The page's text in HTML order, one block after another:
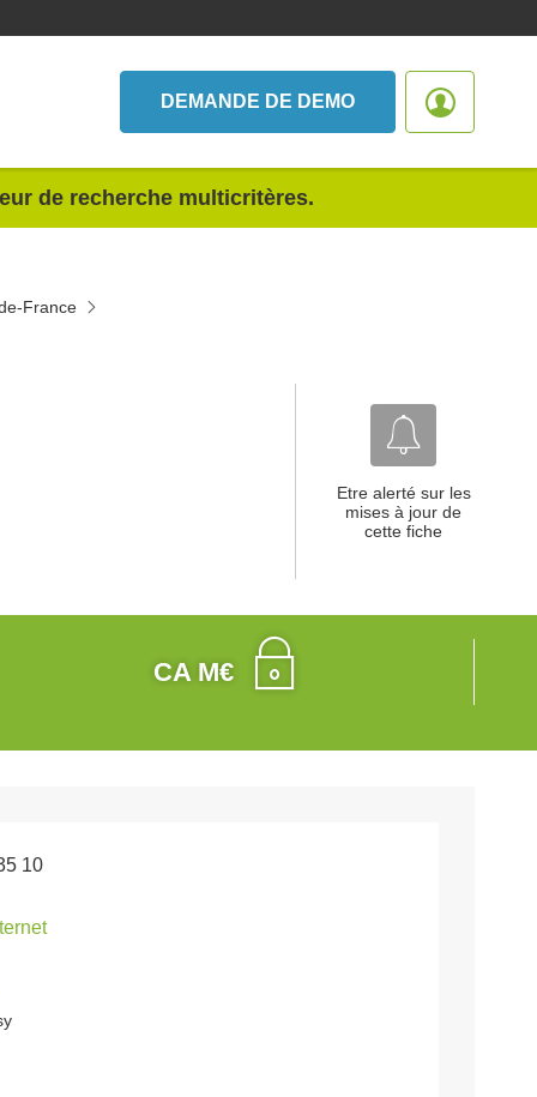
DEMANDE DE DEMO
de recherche multicritères.
France
Etre alerté sur les
mises à jour de
cette fiche
CA M€
10